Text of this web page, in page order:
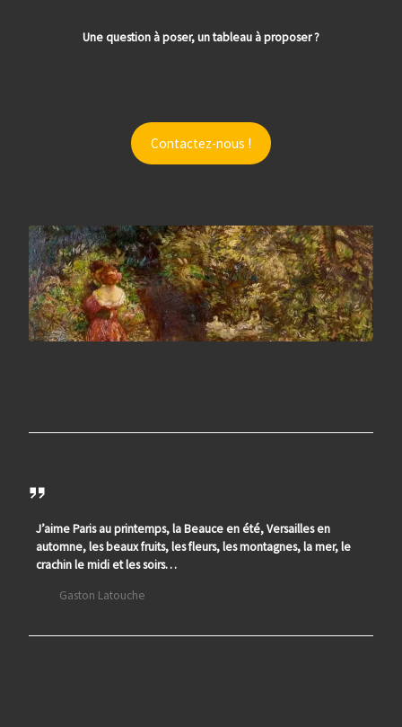
Une question à poser, un tableau à proposer ?
Contactez-nous !
J’aime Paris au printemps, la Beauce en été, Versailles en
automne, les beaux fruits, les fleurs, les montagnes, la mer, le
crachin le midi et les soirs…
Gaston Latouche